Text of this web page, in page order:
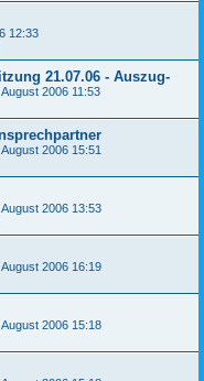
12:33
21.07.06 - Auszug-
2006 11:53
2006 15:51
August 2006 13:53
August 2006 16:19
August 2006 15:18